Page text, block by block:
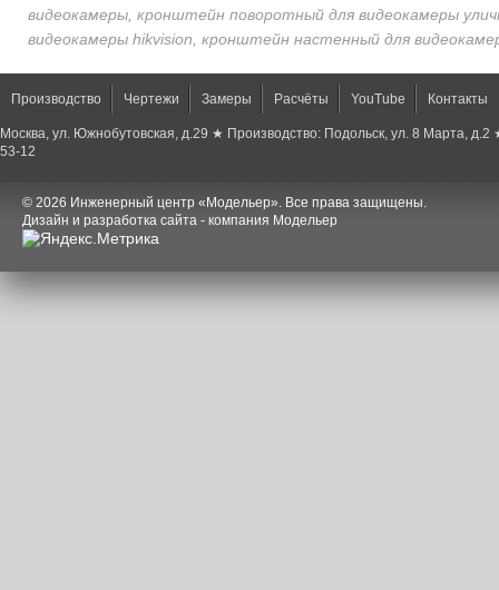
видеокамеры, кронштейн поворотный для видеокамеры
видеокамеры hikvision, кронштейн настенный для
Производство Чертежи Замеры Расчёты YouTube Контакты
Москва, ул. Южнобутовская, д.29 ★ Производство: Подольск, ул. 8 Марта,
53-12
© 2026 Инженерный центр «Модельер». Все права защищены.
Дизайн и разработка сайта - компания Модельер